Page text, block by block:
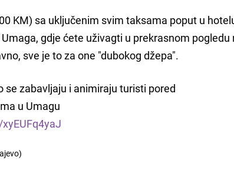
KM) sa uključenim svim taksama poput u
gdje ćete uživagti u prekrasnom pogledu
sve je to za one "dubokog džepa".
se zabavljaju i animiraju turisti pored
u Umagu